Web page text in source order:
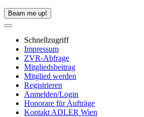
Beam me up!
Schnellzugriff
Impressum
ZVR-Abfrage
Mitgliedsbeitrag
Mitglied werden
Registrieren
Anmelden/Login
Honorare für Aufträge
Kontakt ADLER Wien